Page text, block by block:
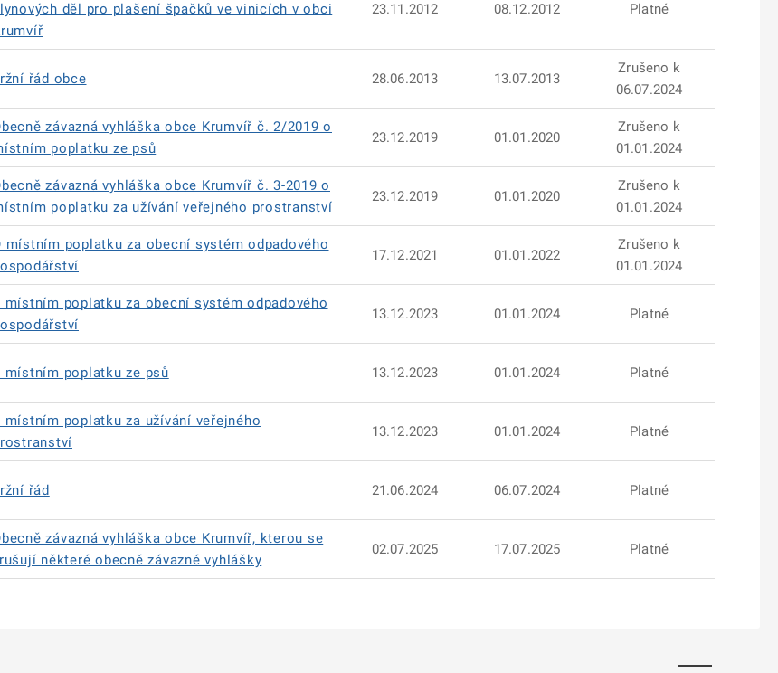
děl pro plašení špačků ve vinicích v obci
23.11.2012 08.12.2012 Platné
řád obce 28.06.2013 13.07.2013
Zrušeno k
06.07.2024
závazná vyhláška obce Krumvíř č. 2/2019 o
poplatku ze psů
23.12.2019 01.01.2020
Zrušeno k
01.01.2024
závazná vyhláška obce Krumvíř č. 3-2019 o
poplatku za užívání veřejného prostranství
23.12.2019 01.01.2020
Zrušeno k
01.01.2024
místním poplatku za obecní systém odpadového
17.12.2021 01.01.2022
Zrušeno k
01.01.2024
místním poplatku za obecní systém odpadového
13.12.2023 01.01.2024 Platné
místním poplatku ze psů 13.12.2023 01.01.2024 Platné
místním poplatku za užívání veřejného
13.12.2023 01.01.2024 Platné
řád 21.06.2024 06.07.2024 Platné
závazná vyhláška obce Krumvíř, kterou se
některé obecně závazné vyhlášky
02.07.2025 17.07.2025 Platné